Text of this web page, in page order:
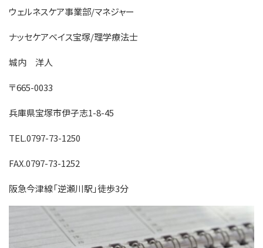
ウェルネスケア事業部/マネジャー
ナッセケアベイス宝塚/理学療法士
城内 洋人
〒665-0033
兵庫県宝塚市伊孑志1-8-45
TEL.0797-73-1250
FAX.0797-73-1252
阪急今津線「逆瀬川駅」徒歩3分